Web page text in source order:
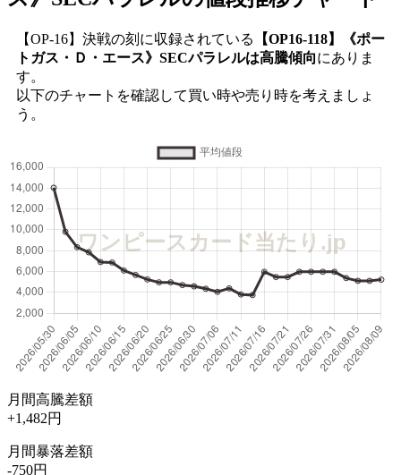
【OP-16】決戦の刻に収録されている
【OP16-118】《ポー
トガス・Ｄ・エース》SECパラレルは高騰傾向にありま
す。
以下のチャートを確認して買い時や売り時を考えましょ
う。
月間高騰差額
+1,482円
月間暴落差額
-750円